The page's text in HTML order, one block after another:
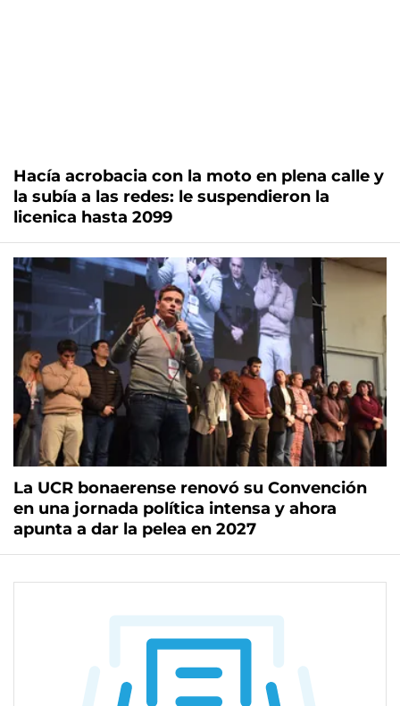
Hacía acrobacia con la moto en plena calle y
la subía a las redes: le suspendieron la
licenica hasta 2099
La UCR bonaerense renovó su Convención
en una jornada política intensa y ahora
apunta a dar la pelea en 2027